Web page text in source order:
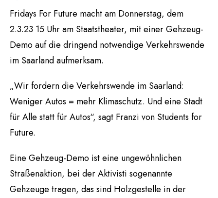
Fridays For Future macht am Donnerstag, dem
2.3.23 15 Uhr am Staatstheater, mit einer Gehzeug-
Demo auf die dringend notwendige Verkehrswende
im Saarland aufmerksam.
„Wir fordern die Verkehrswende im Saarland:
Weniger Autos = mehr Klimaschutz. Und eine Stadt
für Alle statt für Autos“, sagt Franzi von Students for
Future.
Eine Gehzeug-Demo ist eine ungewöhnlichen
Straßenaktion, bei der Aktivisti sogenannte
Gehzeuge tragen, das sind Holzgestelle in der